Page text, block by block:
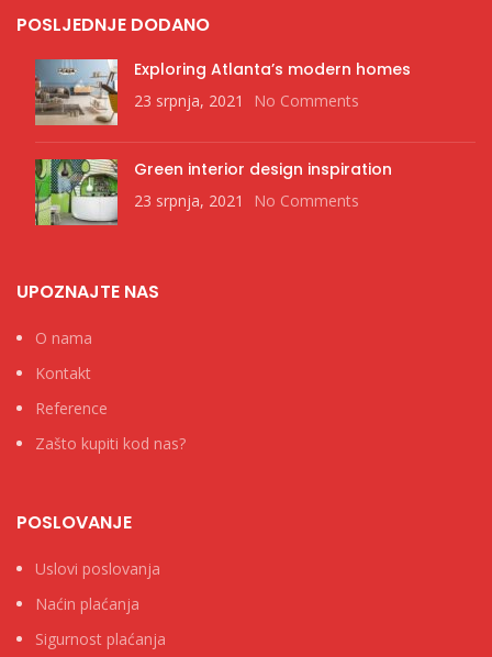
POSLJEDNJE DODANO
Exploring Atlanta’s modern homes
23 srpnja, 2021 No Comments
Green interior design inspiration
23 srpnja, 2021 No Comments
UPOZNAJTE NAS
O nama
Kontakt
Reference
Zašto kupiti kod nas?
POSLOVANJE
Uslovi poslovanja
Naćin plaćanja
Sigurnost plaćanja